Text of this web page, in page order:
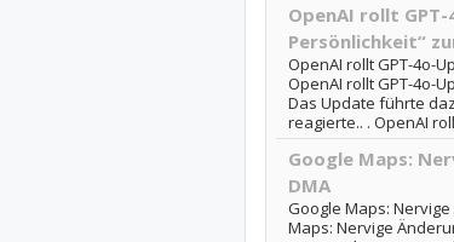
OpenAI rollt
Persönlichkeit“
OpenAI rollt GPT-4o-
OpenAI rollt GPT-4o-
Das Update führte
reagierte.. . OpenAI
Google Maps:
DMA
Google Maps:
Maps: Nervige